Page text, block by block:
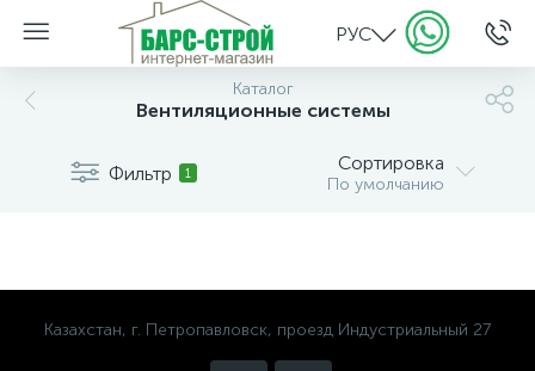
РУС
Каталог
Вентиляционные системы
Фильтр 1 Сортировка
По умолчанию
Казахстан, г. Петропавловск, проезд Индустриальный 27